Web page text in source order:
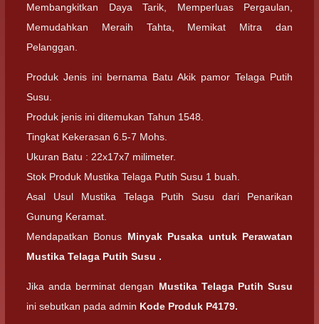
Membangkitkan Daya Tarik, Memperluas Pergaulan,
Memudahkan Meraih Tahta, Memikat Mitra dan
Pelanggan.
Produk Jenis ini bernama Batu Akik pamor Telaga Putih
Susu.
Produk jenis ini ditemukan Tahun 1548.
Tingkat Kekerasan 6.5-7 Mohs.
Ukuran Batu : 22x17x7 milimeter.
Stok Produk Mustika Telaga Putih Susu 1 buah.
Asal Usul Mustika Telaga Putih Susu dari Penarikan
Gunung Keramat.
Mendapatkan Bonus Minyak Pusaka untuk Perawatan
Mustika Telaga Putih Susu .
Jika anda berminat dengan Mustika Telaga Putih Susu
ini sebutkan pada admin Kode Produk P4179.